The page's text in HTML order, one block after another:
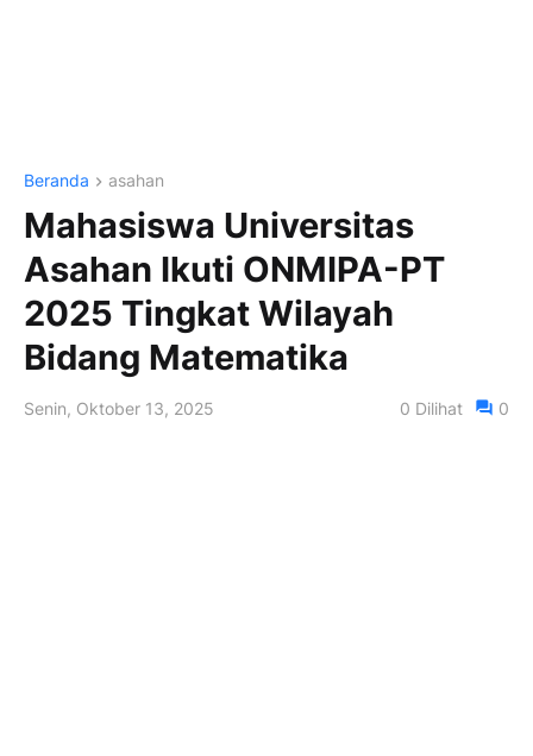
Beranda asahan
Mahasiswa Universitas
Asahan Ikuti ONMIPA-PT
2025 Tingkat Wilayah
Bidang Matematika
Senin, Oktober 13, 2025 0 Dilihat 0